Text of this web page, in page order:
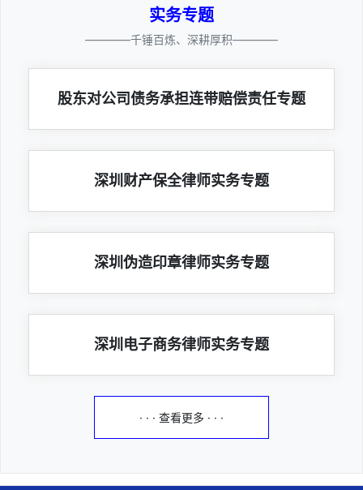
实务专题
————千锤百炼、深耕厚积————
股东对公司债务承担连带赔偿责任专题
深圳财产保全律师实务专题
深圳伪造印章律师实务专题
深圳电子商务律师实务专题
· · · 查看更多 · · ·